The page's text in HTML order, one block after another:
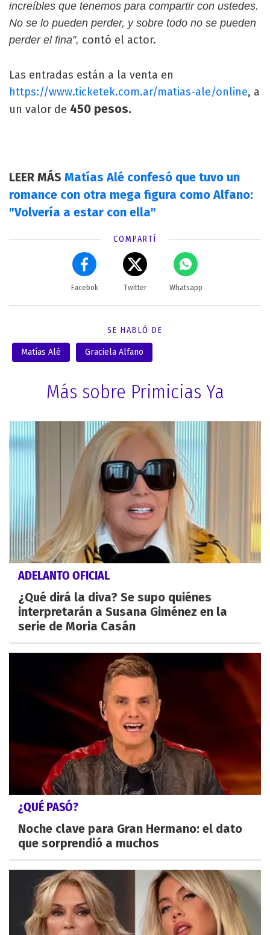
increíbles que tenemos para compartir con ustedes.
No se lo pueden perder, y sobre todo no se pueden
perder el fina”, contó el actor.
Las entradas están a la venta en
https://www.ticketek.com.ar/matias-ale/online, a
un valor de 450 pesos.
LEER MÁS Matías Alé confesó que tuvo un
romance con otra mega figura como Alfano:
"Volvería a estar con ella"
COMPARTÍ
Facebok Twitter Whatsapp
SE HABLÓ DE
Matías Alé Graciela Alfano
Más sobre Primicias Ya
ADELANTO OFICIAL
¿Qué dirá la diva? Se supo quiénes
interpretarán a Susana Giménez en la
serie de Moria Casán
¿QUÉ PASÓ?
Noche clave para Gran Hermano: el dato
que sorprendió a muchos